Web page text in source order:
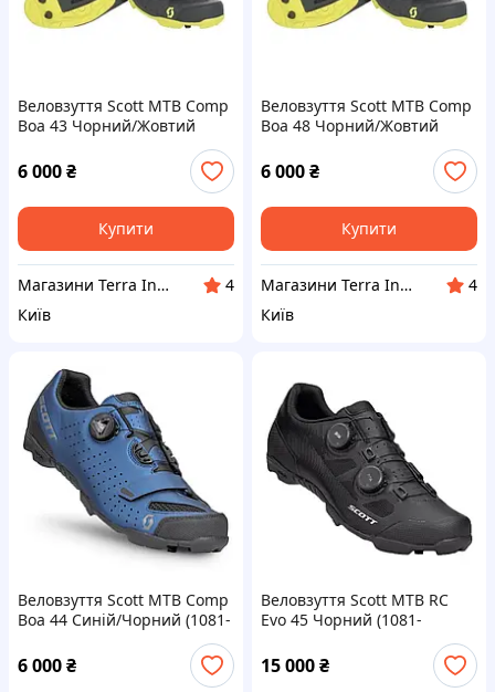
Веловзуття Scott MTB Comp
Boa 43 Чорний/Жовтий
6 000₴
Купити
Магазини Terra Incognita
4
Київ
Веловзуття Scott MTB Comp
Boa 48 Чорний/Жовтий
6 000₴
Купити
Магазини Terra Incognita
4
Київ
Веловзуття Scott MTB Comp
Boa 44 Синій/Чорний (1081-
6 000₴
Веловзуття Scott MTB RC
Evo 45 Чорний (1081-
15 000₴